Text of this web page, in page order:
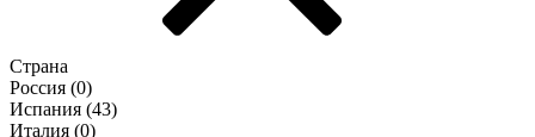
Страна
Россия (0)
Испания (43)
Италия (0)